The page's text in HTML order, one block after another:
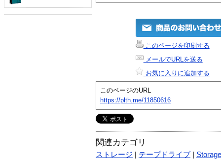
このページを印刷する
メールでURLを送る
お気に入りに追加する
このページのURL
https://plth.me/11850616
関連カテゴリ
ストレージ テープドライブ